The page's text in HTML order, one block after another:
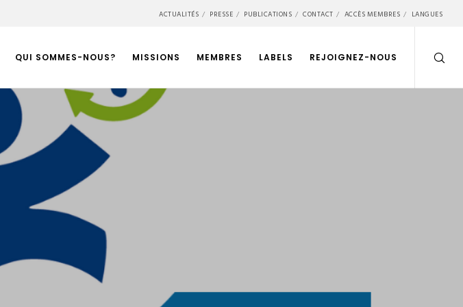
ACTUALITÉS PRESSE PUBLICATIONS CONTACT ACCÈS MEMBRES LANGUES
QUI SOMMES-NOUS? MISSIONS MEMBRES LABELS REJOIGNEZ-NOUS